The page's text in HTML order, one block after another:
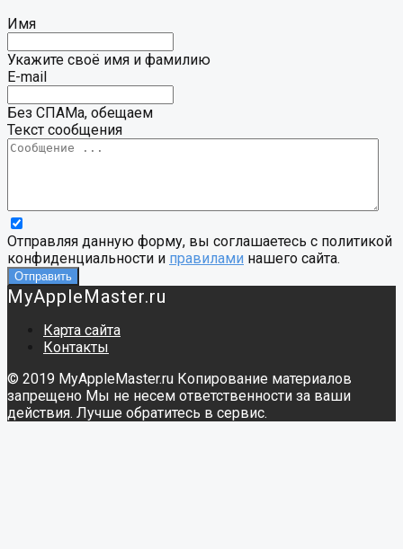
Имя
Укажите своё имя и фамилию
E-mail
Без СПАМа, обещаем
Текст сообщения
Отправляя данную форму, вы соглашаетесь с политикой
конфиденциальности и правилами нашего сайта.
MyAppleMaster.ru
Карта сайта
Контакты
© 2019 MyAppleMaster.ru Копирование материалов
запрещено Мы не несем ответственности за ваши
действия. Лучше обратитесь в сервис.